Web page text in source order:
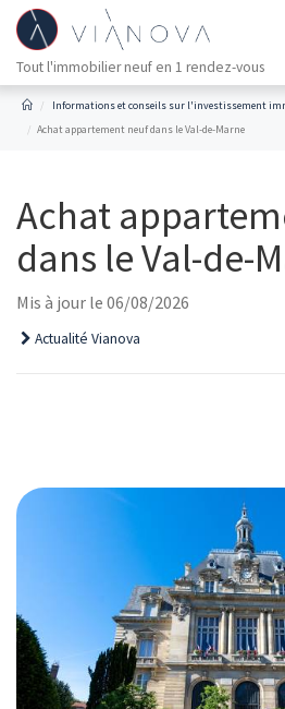
Tout l'immobilier neuf en 1 rendez-vous
Informations et conseils sur l'investissement
Achat appartement neuf dans le Val-de-Marne
Achat
dans le Val-de-
Mis à jour le 06/08/2026
Actualité Vianova